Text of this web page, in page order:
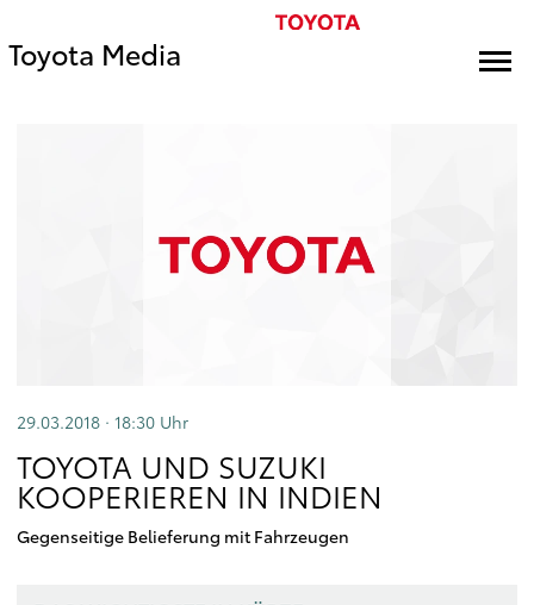
Toyota Media
29.03.2018 · 18:30 Uhr
TOYOTA UND SUZUKI
KOOPERIEREN IN INDIEN
Gegenseitige Belieferung mit Fahrzeugen